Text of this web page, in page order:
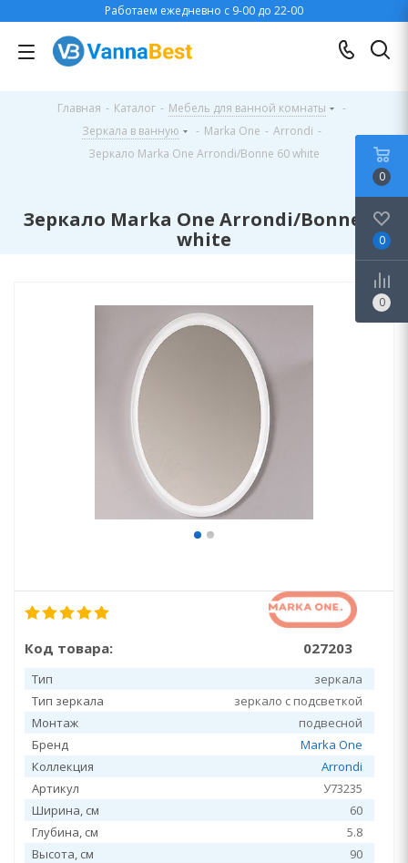
Работаем ежедневно с 9-00 до 22-00
Главная - Каталог - Мебель для ванной комнаты
-
Зеркала в ванную
- Marka One - Arrondi -
Зеркало Marka One Arrondi/Bonne 60 white
Зеркало Marka One Arrondi/Bonne 60
white
Код товара: 027203
Тип
зеркала
Тип зеркала
зеркало с подсветкой
Монтаж
подвесной
Бренд
Marka One
Коллекция
Arrondi
Артикул
У73235
Ширина, см
60
Глубина, см
5.8
Высота, см
90
0
0
0